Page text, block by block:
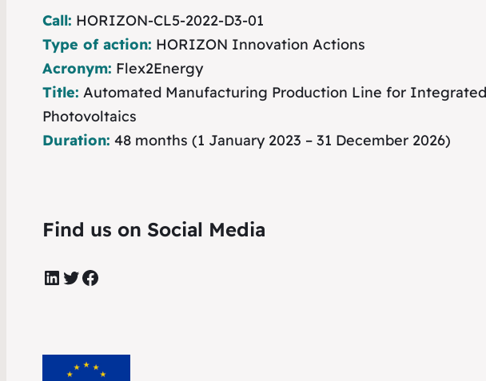
Call: HORIZON-CL5-2022-D3-01
Type of action: HORIZON Innovation Actions
Acronym: Flex2Energy
Title: Automated Manufacturing Production Line for
Photovoltaics
Duration: 48 months (1 January 2023 – 31 December 2026)
Find us on Social Media
LinkedIn Twitter Facebook